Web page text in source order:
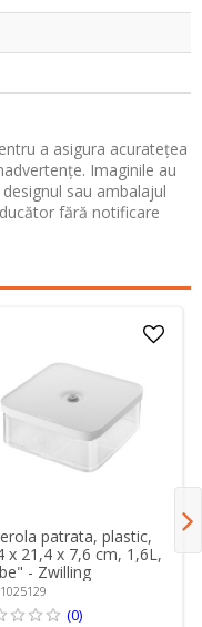
a asigura acuratețea
Imaginile au
sau ambalajul
fără notificare
patrata, plastic,
x 21,4 x 7,6 cm, 1,6L,
- Zwilling
(0)